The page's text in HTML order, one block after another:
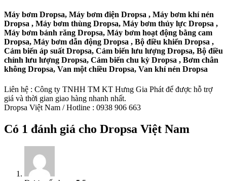
Máy bơm Dropsa, Máy bơm điện Dropsa , Máy bơm khí nén
Dropsa , Máy bơm thùng Dropsa, Máy bơm thủy lực Dropsa ,
Máy bơm bánh răng Dropsa, Máy bơm hoạt động bằng cam
Dropsa, Máy bơm dẫn động Dropsa , Bộ điều khiển Dropsa ,
Cảm biến áp suất Dropsa, Cảm biến lưu lượng Dropsa, Bộ điều
chỉnh lưu lượng Dropsa, Cảm biến chu kỳ Dropsa , Bơm chân
không Dropsa, Van một chiều Dropsa, Van khí nén Dropsa
Liên hệ : Công ty TNHH TM KT Hưng Gia Phát để được hỗ trợ
giá và thời gian giao hàng nhanh nhất.
Dropsa Việt Nam / Hotline : 0938 906 663
Có 1 đánh giá cho Dropsa Việt Nam